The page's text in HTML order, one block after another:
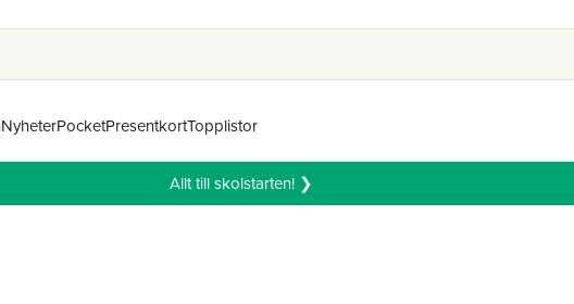
NyheterPocketPresentkortTopplistor
Allt till skolstarten! ❯